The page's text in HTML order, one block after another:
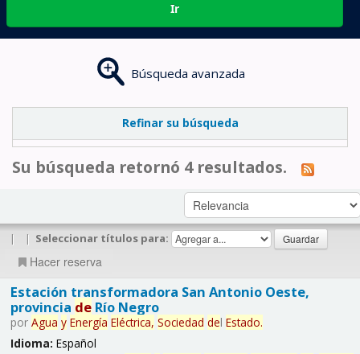
Ir
Búsqueda avanzada
Refinar su búsqueda
Su búsqueda retornó 4 resultados.
| | Seleccionar títulos para:
Hacer reserva
Estación transformadora San Antonio Oeste,
provincia deRío Negro
por Agua y Energía Eléctrica, Sociedad del Estado.
Idioma: Español